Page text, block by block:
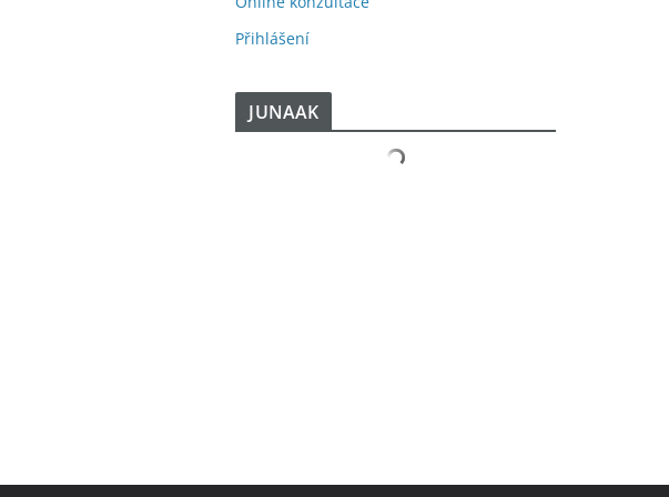
Přihlášení
JUNAAK